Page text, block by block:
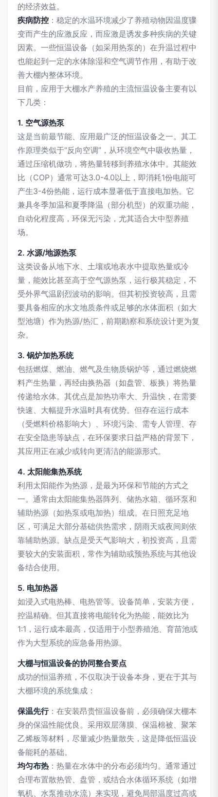
的经济效益。
疾病防控 ：稳定的水温环境减少了养殖动物因温度骤
变而产生的应激反应，而应激是诱发多种疾病的关键
因素。一些恒温设备（如采用热泵的）在升温过程中
也能起到一定的水体除湿和空气调节作用，有助于改
善大棚内整体环境。
目前，应用于大棚水产养殖的主流恒温设备主要有以
下几类：
1. 空气源热泵
这是当前最节能、应用最广泛的恒温设备之一。其工
作原理类似于“反向空调”，从环境空气中吸收热量，
通过压缩机做功，将热量转移到养殖水体中。其能效
比（COP）通常可达3.0-4.0以上，即消耗1份电能可
产生3-4份热能，运行成本显著低于直接电加热。它
兼具冬季加温和夏季降温（部分机型）的双重功能，
自动化程度高，环保无污染，尤其适合大中型养殖
场。
2. 水源/地源热泵
这类设备从地下水、土壤或地表水中提取热量或冷
量，能效比甚至高于空气源热泵，运行极其稳定，不
受外界气温剧烈波动的影响。但其初投资较高，且需
要具备相应的水文地质条件或足够的水体面积（如大
型池塘）作为热源/热汇，前期勘察和系统设计更为复
杂。
3. 锅炉加热系统
包括燃煤、燃油、燃气及生物质锅炉等，通过燃烧燃
料产生热量，再经由换热器（如盘管、板换）将热量
传递给水体。其优点是加热功率大、升温快，在需要
快速、大幅提升水温时具有优势。但存在运行成本
（受燃料价格影响大）、环境污染、需专人管理、存
在安全隐患等缺点，在环保要求日益严格的背景下，
其应用正在减少或转向更清洁的能源形式。
4. 太阳能集热系统
利用太阳能作为热源，是最为环保和节能的方式之
一。通常由太阳能集热器阵列、储热水箱、循环泵和
辅助热源（如热泵或电加热）组成。在日照充足地
区，可满足大部分基础供热需求，阴雨天或夜间则依
靠辅助热源。缺点是受天气影响大，初投资高，且需
要较大的安装面积，常作为辅助或预热系统与其他设
备结合使用。
5. 电加热器
如浸入式电热棒、电热管等。设备简单，安装方便，
控温精确。但其直接将电能转化为热能，能效比为
1:1，运行成本最高，仅适用于小型养殖池、育苗池或
作为大型系统的应急备用热源。
大棚与恒温设备的协同整合要点
成功的恒温养殖，不仅取决于设备本身，更在于其与
大棚环境的系统集成：
保温先行：在安装昂贵恒温设备前，必须确保大棚本
身的保温性能优良。采用双层薄膜、保温棉被、聚苯
乙烯板等材料，尽量减少热量散失，这是降低恒温设
备能耗的基础。
均匀布热 ：热量在水体中的分布必须均匀。通常通过
合理布置散热管、盘管，或结合水体循环系统（如增
氧机、水泵推动水流）来实现，避免局部温度过高或